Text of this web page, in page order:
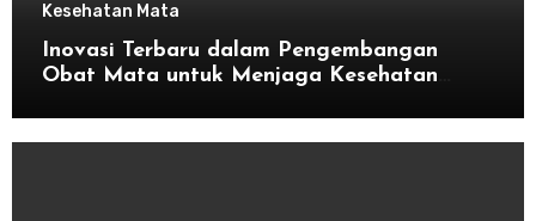
Kesehatan Mata
Inovasi Terbaru dalam Pengembangan
Obat Mata untuk Menjaga Kesehatan